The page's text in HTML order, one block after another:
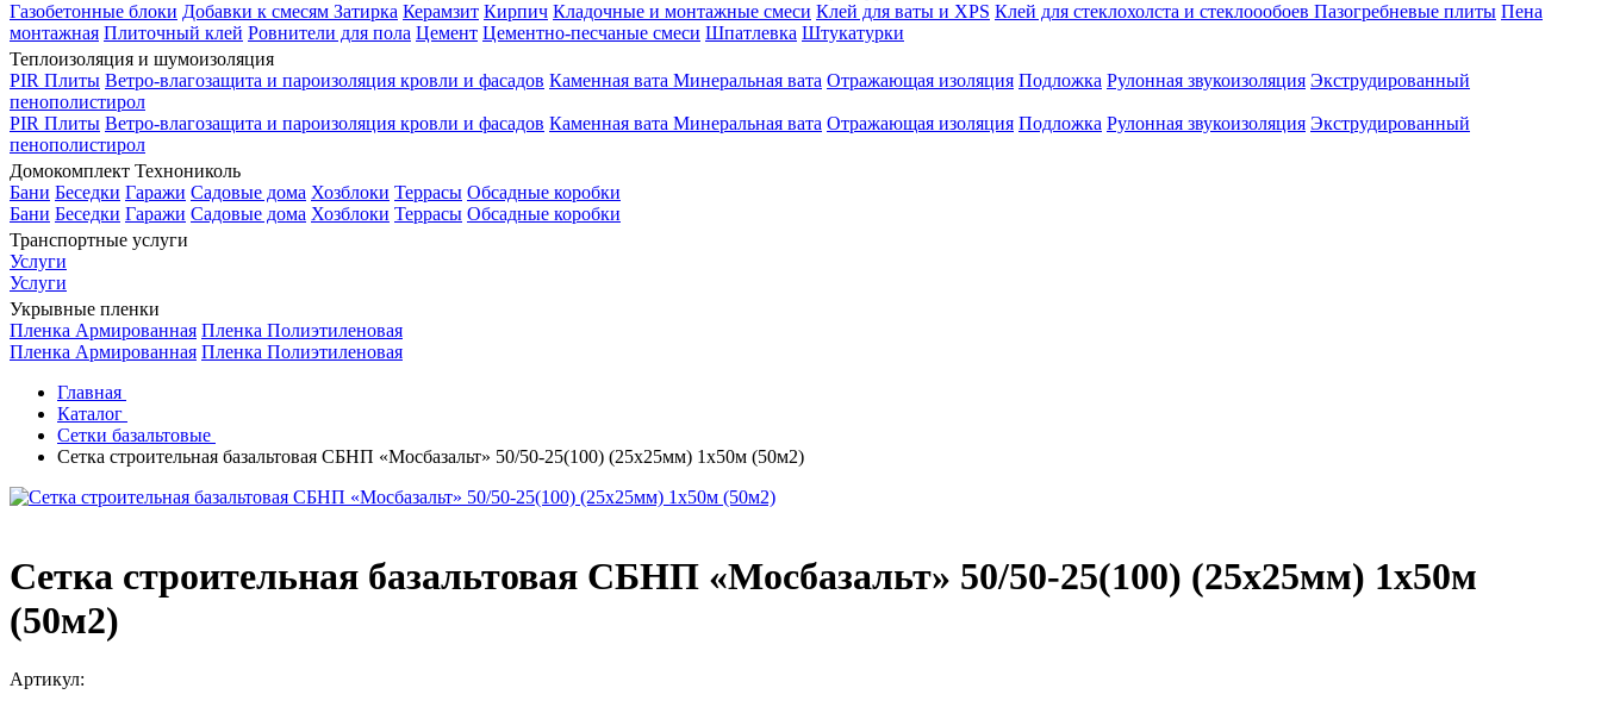
Газобетонные блоки Добавки к смесям Затирка Керамзит Кирпич Кладочные и монтажные смеси Клей для ваты и XPS Клей для стеклохолста и стеклоообоев Пазогребневые плиты Пена
монтажная Плиточный клей Ровнители для пола Цемент Цементно-песчаные смеси Шпатлевка Штукатурки
Теплоизоляция и шумоизоляция
PIR Плиты Ветро-влагозащита и пароизоляция кровли и фасадов Каменная вата Минеральная вата Отражающая изоляция Подложка Рулонная звукоизоляция Экструдированный
пенополистирол
PIR Плиты Ветро-влагозащита и пароизоляция кровли и фасадов Каменная вата Минеральная вата Отражающая изоляция Подложка Рулонная звукоизоляция Экструдированный
пенополистирол
Домокомплект Технониколь
Бани Беседки Гаражи Садовые дома Хозблоки Террасы Обсадные коробки
Бани Беседки Гаражи Садовые дома Хозблоки Террасы Обсадные коробки
Транспортные услуги
Услуги
Услуги
Укрывные пленки
Пленка Армированная Пленка Полиэтиленовая
Пленка Армированная Пленка Полиэтиленовая
Главная
Каталог
Сетки базальтовые
Сетка строительная базальтовая СБНП «Мосбазальт» 50/50-25(100) (25х25мм) 1х50м (50м2)
Сетка строительная базальтовая СБНП «Мосбазальт» 50/50-25(100) (25х25мм) 1х50м
(50м2)
Артикул: